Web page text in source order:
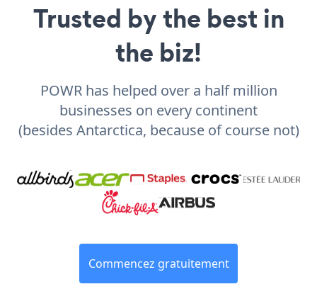
Trusted by the best in
the biz!
POWR has helped over a half million
businesses on every continent
(besides Antarctica, because of course not)
Commencez gratuitement